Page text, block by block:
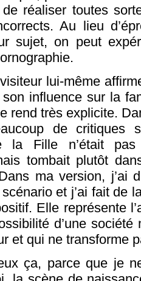
réaliser toutes
Au lieu
sujet, on peut
lui-même
influence sur la
rend très explicite.
de critiques
la Fille n’était
tombait plutôt
ma version, j’ai
et j’ai fait de
Elle représente
d’une
et qui ne transforme
ça, parce que je